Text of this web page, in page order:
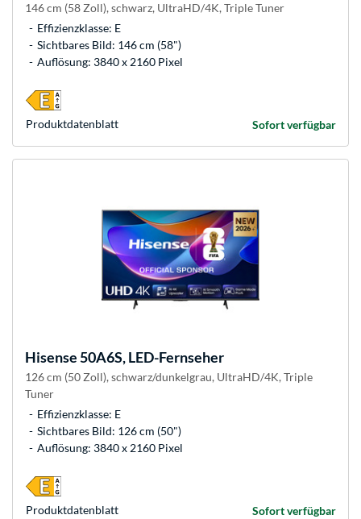
146 cm (58 Zoll), schwarz, UltraHD/4K, Triple Tuner
Effizienzklasse: E
Sichtbares Bild: 146 cm (58")
Auflösung: 3840 x 2160 Pixel
Sofort verfügbar
Produkt­datenblatt
Hisense50A6S, LED-Fernseher
126 cm (50 Zoll), schwarz/dunkelgrau, UltraHD/4K, Triple
Tuner
Effizienzklasse: E
Sichtbares Bild: 126 cm (50")
Auflösung: 3840 x 2160 Pixel
Sofort verfügbar
Produkt­datenblatt